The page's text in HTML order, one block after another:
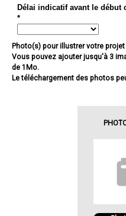
Délai indicatif avant le début
*
Photo(s) pour illustrer votre
Vous pouvez ajouter jusqu'à 3
de 1Mo.
Le téléchargement des photos